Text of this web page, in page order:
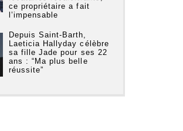
ce propriétaire a fait
l’impensable
Depuis Saint-Barth,
Laeticia Hallyday célèbre
sa fille Jade pour ses 22
ans : “Ma plus belle
réussite”